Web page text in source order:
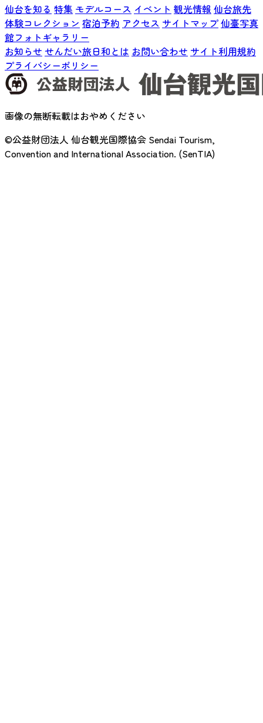
仙台を知る 特集 モデルコース イベント 観光情報 仙台旅先
体験コレクション 宿泊予約 アクセス サイトマップ仙臺写真
館フォトギャラリー
お知らせ せんだい旅日和とは お問い合わせ サイト利用規約
プライバシーポリシー
画像の無断転載はおやめください
©公益財団法人 仙台観光国際協会 Sendai Tourism,
Convention and International Association. (SenTIA)